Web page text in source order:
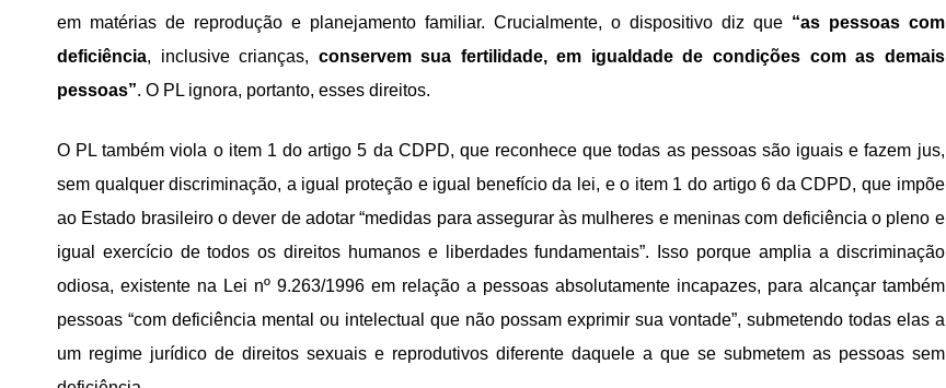
em matérias de reprodução e planejamento familiar. Crucialmente, o dispositivo diz que “as pessoas com
deficiência, inclusive crianças, conservem sua fertilidade, em igualdade de condições com as demais
pessoas”. O PL ignora, portanto, esses direitos.
O PL também viola o item 1 do artigo 5 da CDPD, que reconhece que todas as pessoas são iguais e fazem jus,
sem qualquer discriminação, a igual proteção e igual benefício da lei, e o item 1 do artigo 6 da CDPD, que impõe
ao Estado brasileiro o dever de adotar “medidas para assegurar às mulheres e meninas com deficiência o pleno e
igual exercício de todos os direitos humanos e liberdades fundamentais”. Isso porque amplia a discriminação
odiosa, existente na Lei nº 9.263/1996 em relação a pessoas absolutamente incapazes, para alcançar também
pessoas “com deficiência mental ou intelectual que não possam exprimir sua vontade”, submetendo todas elas a
um regime jurídico de direitos sexuais e reprodutivos diferente daquele a que se submetem as pessoas sem